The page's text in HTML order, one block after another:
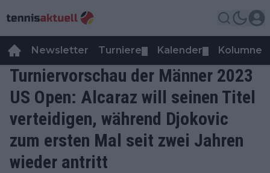
Newsletter Turniere Kalender Kolumnen
Turniervorschau der Männer 2023
US Open: Alcaraz will seinen Titel
verteidigen, während Djokovic
zum ersten Mal seit zwei Jahren
wieder antritt